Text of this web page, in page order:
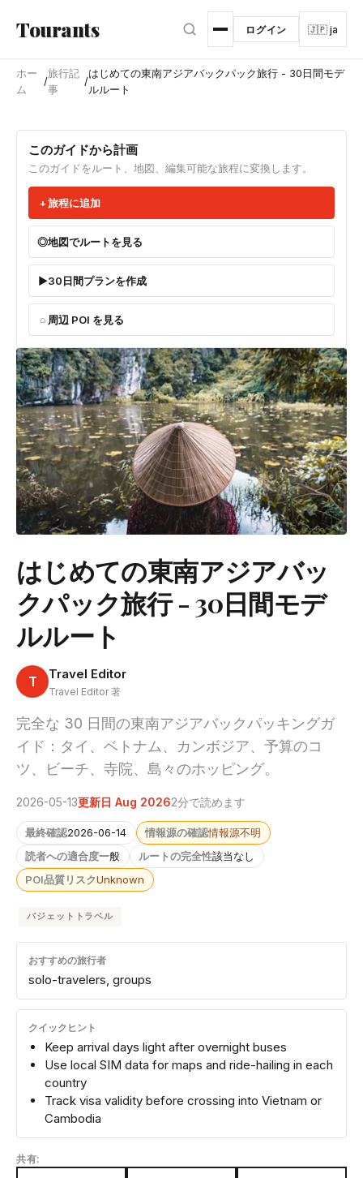
Tourants ログイン 🇯🇵 ja
ホー
ム
/
旅行記
事
/
はじめての東南アジアバックパック旅行 - 30日間モデ
ルルート
このガイドから計画
このガイドをルート、地図、編集可能な旅程に変換します。
旅程に追加
地図でルートを見る
30日間プランを作成
周辺 POI を見る
はじめての東南アジアバッ
クパック旅行 - 30日間モデ
ルルート
T Travel Editor
Travel Editor 著
完全な 30 日間の東南アジアバックパッキングガ
イド：タイ、ベトナム、カンボジア、予算のコ
ツ、ビーチ、寺院、島々のホッピング。
2026-05-13更新日 Aug 20262分で読めます
最終確認2026-06-14 情報源の確認情報源不明
読者への適合度一般 ルートの完全性該当なし
POI品質リスクUnknown
バジェットトラベル
おすすめの旅行者
solo-travelers, groups
クイックヒント
Keep arrival days light after overnight buses
Use local SIM data for maps and ride-hailing in each
country
Track visa validity before crossing into Vietnam or
Cambodia
共有: